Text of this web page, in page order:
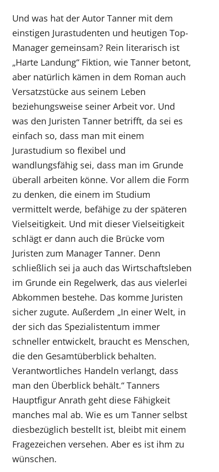
Und was hat der Autor Tanner mit dem
einstigen Jurastudenten und heutigen Top-
Manager gemeinsam? Rein literarisch ist
„Harte Landung“ Fiktion, wie Tanner betont,
aber natürlich kämen in dem Roman auch
Versatzstücke aus seinem Leben
beziehungsweise seiner Arbeit vor. Und
was den Juristen Tanner betrifft, da sei es
einfach so, dass man mit einem
Jurastudium so flexibel und
wandlungsfähig sei, dass man im Grunde
überall arbeiten könne. Vor allem die Form
zu denken, die einem im Studium
vermittelt werde, befähige zu der späteren
Vielseitigkeit. Und mit dieser Vielseitigkeit
schlägt er dann auch die Brücke vom
Juristen zum Manager Tanner. Denn
schließlich sei ja auch das Wirtschaftsleben
im Grunde ein Regelwerk, das aus vielerlei
Abkommen bestehe. Das komme Juristen
sicher zugute. Außerdem „In einer Welt, in
der sich das Spezialistentum immer
schneller entwickelt, braucht es Menschen,
die den Gesamtüberblick behalten.
Verantwortliches Handeln verlangt, dass
man den Überblick behält.“ Tanners
Hauptfigur Anrath geht diese Fähigkeit
manches mal ab. Wie es um Tanner selbst
diesbezüglich bestellt ist, bleibt mit einem
Fragezeichen versehen. Aber es ist ihm zu
wünschen.